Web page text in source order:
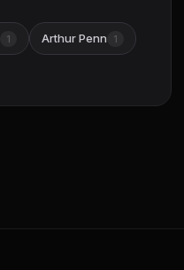
1 Arthur Penn 1